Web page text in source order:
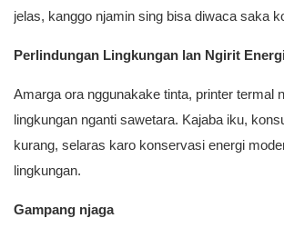
jelas, kanggo njamin sing bisa diwaca saka
Perlindungan Lingkungan lan Ngirit Energi
Amarga ora nggunakake tinta, printer termal
lingkungan nganti sawetara. Kajaba iku,
kurang, selaras karo konservasi energi
lingkungan.
Gampang njaga